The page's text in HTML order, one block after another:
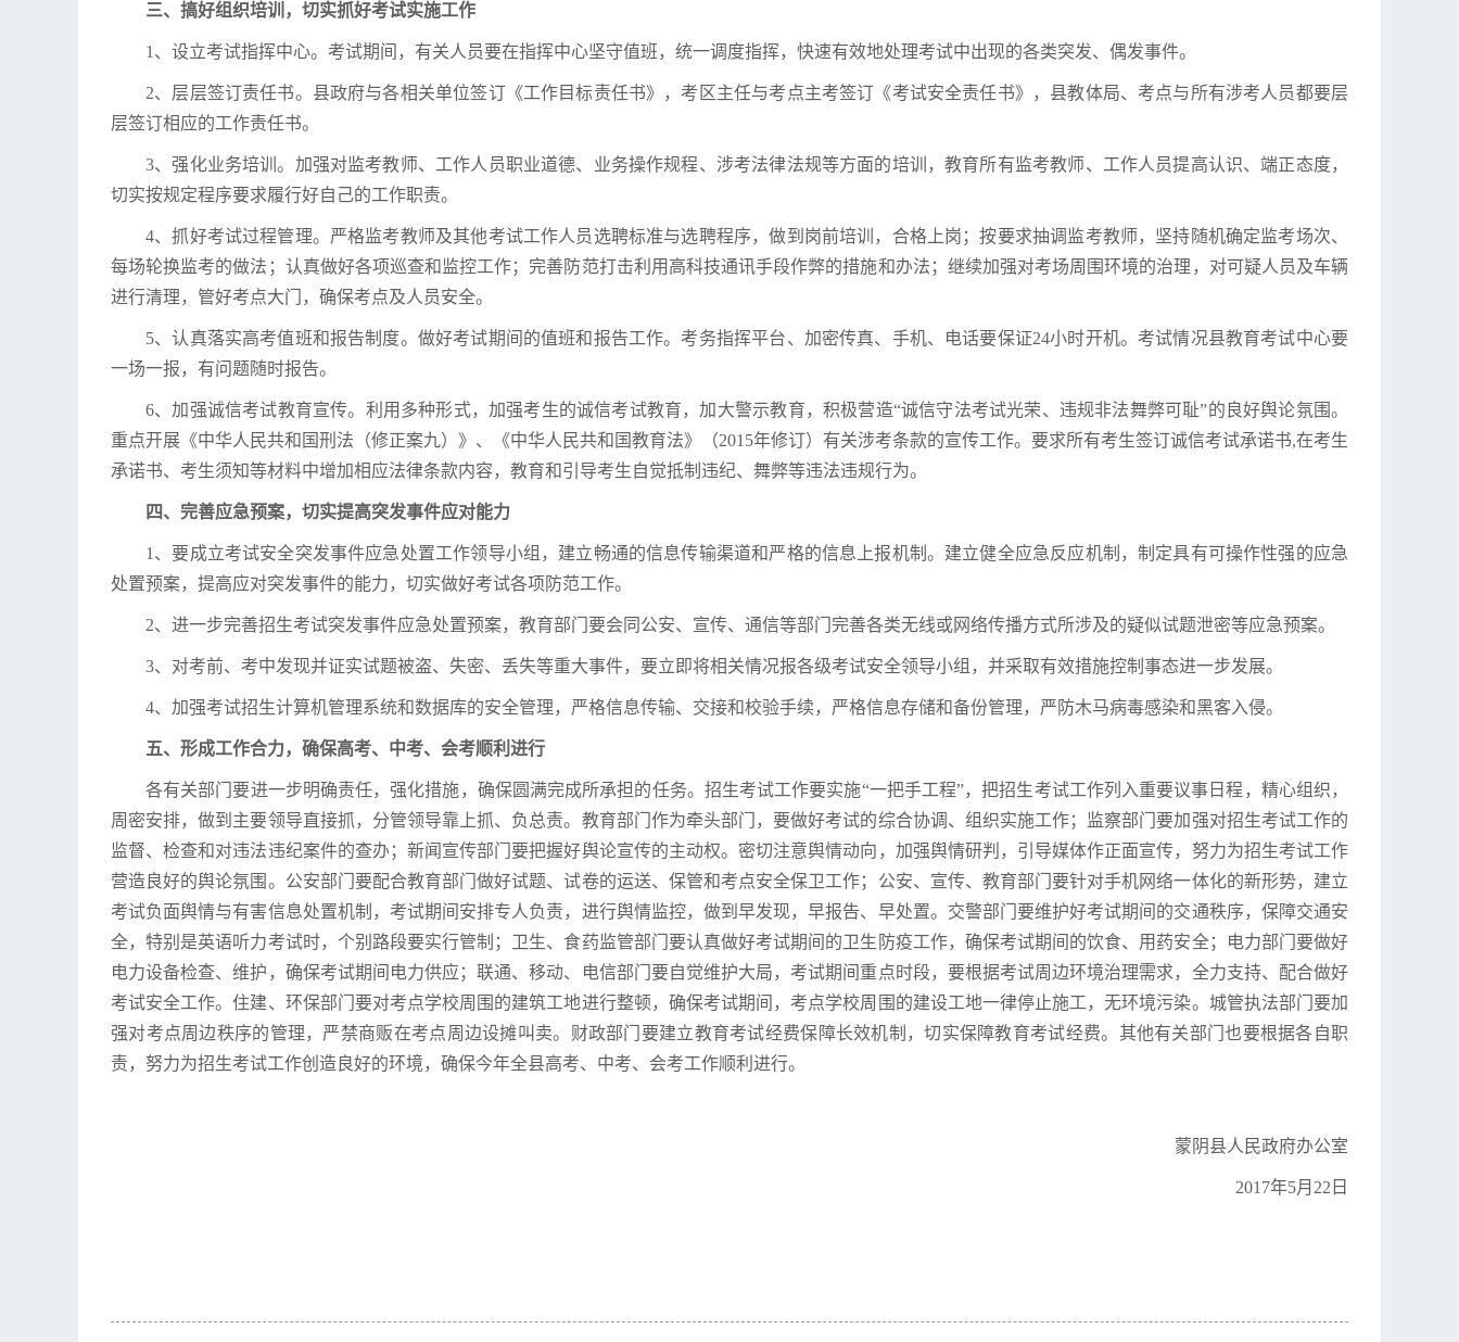
三、搞好组织培训，切实抓好考试实施工作
1、设立考试指挥中心。考试期间，有关人员要在指挥中心坚守值班，统一调度指挥，快速有效地处理考试中出现的各类突发、偶发事件。
2、层层签订责任书。县政府与各相关单位签订《工作目标责任书》，考区主任与考点主考签订《考试安全责任书》，县教体局、考点与所有涉考人员都要层
层签订相应的工作责任书。
3、强化业务培训。加强对监考教师、工作人员职业道德、业务操作规程、涉考法律法规等方面的培训，教育所有监考教师、工作人员提高认识、端正态度，
切实按规定程序要求履行好自己的工作职责。
4、抓好考试过程管理。严格监考教师及其他考试工作人员选聘标准与选聘程序，做到岗前培训，合格上岗；按要求抽调监考教师，坚持随机确定监考场次、
每场轮换监考的做法；认真做好各项巡查和监控工作；完善防范打击利用高科技通讯手段作弊的措施和办法；继续加强对考场周围环境的治理，对可疑人员及车辆
进行清理，管好考点大门，确保考点及人员安全。
5、认真落实高考值班和报告制度。做好考试期间的值班和报告工作。考务指挥平台、加密传真、手机、电话要保证24小时开机。考试情况县教育考试中心要
一场一报，有问题随时报告。
6、加强诚信考试教育宣传。利用多种形式，加强考生的诚信考试教育，加大警示教育，积极营造“诚信守法考试光荣、违规非法舞弊可耻”的良好舆论氛围。
重点开展《中华人民共和国刑法 （修正案九） 》、《中华人民共和国教育法》（2015年修订）有关涉考条款的宣传工作。要求所有考生签订诚信考试承诺书,在考生
承诺书、考生须知等材料中增加相应法律条款内容，教育和引导考生自觉抵制违纪、舞弊等违法违规行为。
四、完善应急预案，切实提高突发事件应对能力
1、要成立考试安全突发事件应急处置工作领导小组，建立畅通的信息传输渠道和严格的信息上报机制。建立健全应急反应机制，制定具有可操作性强的应急
处置预案，提高应对突发事件的能力，切实做好考试各项防范工作。
2、进一步完善招生考试突发事件应急处置预案，教育部门要会同公安、宣传、通信等部门完善各类无线或网络传播方式所涉及的疑似试题泄密等应急预案。
3、对考前、考中发现并证实试题被盗、失密、丢失等重大事件，要立即将相关情况报各级考试安全领导小组，并采取有效措施控制事态进一步发展。
4、加强考试招生计算机管理系统和数据库的安全管理，严格信息传输、交接和校验手续，严格信息存储和备份管理，严防木马病毒感染和黑客入侵。
五、形成工作合力，确保高考、中考、会考顺利进行
各有关部门要进一步明确责任，强化措施，确保圆满完成所承担的任务。招生考试工作要实施“一把手工程”，把招生考试工作列入重要议事日程，精心组织，
周密安排，做到主要领导直接抓，分管领导靠上抓、负总责。教育部门作为牵头部门，要做好考试的综合协调、组织实施工作；监察部门要加强对招生考试工作的
监督、检查和对违法违纪案件的查办；新闻宣传部门要把握好舆论宣传的主动权。密切注意舆情动向，加强舆情研判，引导媒体作正面宣传，努力为招生考试工作
营造良好的舆论氛围。公安部门要配合教育部门做好试题、试卷的运送、保管和考点安全保卫工作；公安、宣传、教育部门要针对手机网络一体化的新形势，建立
考试负面舆情与有害信息处置机制，考试期间安排专人负责，进行舆情监控，做到早发现，早报告、早处置。交警部门要维护好考试期间的交通秩序，保障交通安
全，特别是英语听力考试时，个别路段要实行管制；卫生、食药监管部门要认真做好考试期间的卫生防疫工作，确保考试期间的饮食、用药安全；电力部门要做好
电力设备检查、维护，确保考试期间电力供应；联通、移动、电信部门要自觉维护大局，考试期间重点时段，要根据考试周边环境治理需求，全力支持、配合做好
考试安全工作。住建、环保部门要对考点学校周围的建筑工地进行整顿，确保考试期间，考点学校周围的建设工地一律停止施工，无环境污染。城管执法部门要加
强对考点周边秩序的管理，严禁商贩在考点周边设摊叫卖。财政部门要建立教育考试经费保障长效机制，切实保障教育考试经费。其他有关部门也要根据各自职
责，努力为招生考试工作创造良好的环境，确保今年全县高考、中考、会考工作顺利进行。
蒙阴县人民政府办公室
2017年5月22日